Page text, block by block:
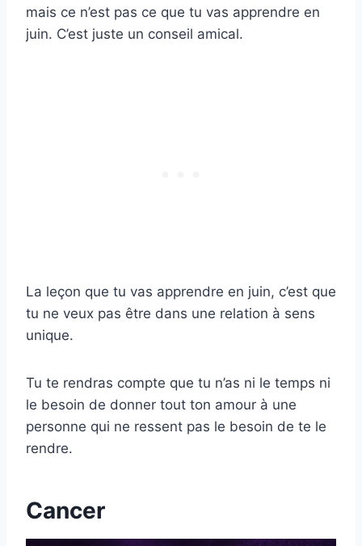
mais ce n’est pas ce que tu vas apprendre en
juin. C’est juste un conseil amical.
La leçon que tu vas apprendre en juin, c’est que
tu ne veux pas être dans une relation à sens
unique.
Tu te rendras compte que tu n’as ni le temps ni
le besoin de donner tout ton amour à une
personne qui ne ressent pas le besoin de te le
rendre.
Cancer